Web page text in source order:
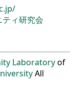
ィ研究会
Laboratoryof
All